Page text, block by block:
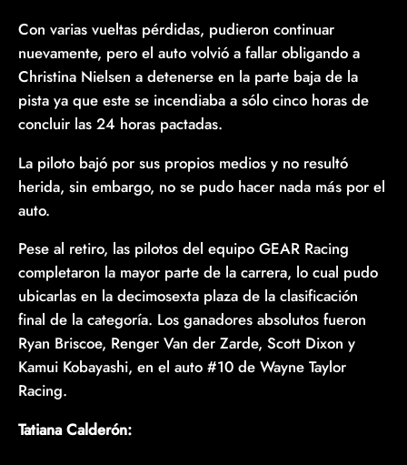
Con varias vueltas pérdidas, pudieron continuar
nuevamente, pero el auto volvió a fallar obligando a
Christina Nielsen a detenerse en la parte baja de la
pista ya que este se incendiaba a sólo cinco horas de
concluir las 24 horas pactadas.
La piloto bajó por sus propios medios y no resultó
herida, sin embargo, no se pudo hacer nada más por el
auto.
Pese al retiro, las pilotos del equipo GEAR Racing
completaron la mayor parte de la carrera, lo cual pudo
ubicarlas en la decimosexta plaza de la clasificación
final de la categoría. Los ganadores absolutos fueron
Ryan Briscoe, Renger Van der Zarde, Scott Dixon y
Kamui Kobayashi, en el auto #10 de Wayne Taylor
Racing.
Tatiana Calderón: